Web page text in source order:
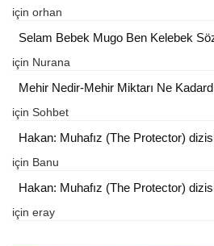
için orhan
Selam Bebek Mugo Ben Kelebek
için Nurana
Mehir Nedir-Mehir Miktarı Ne
için Sohbet
Hakan: Muhafız (The Protector)
için Banu
Hakan: Muhafız (The Protector)
için eray